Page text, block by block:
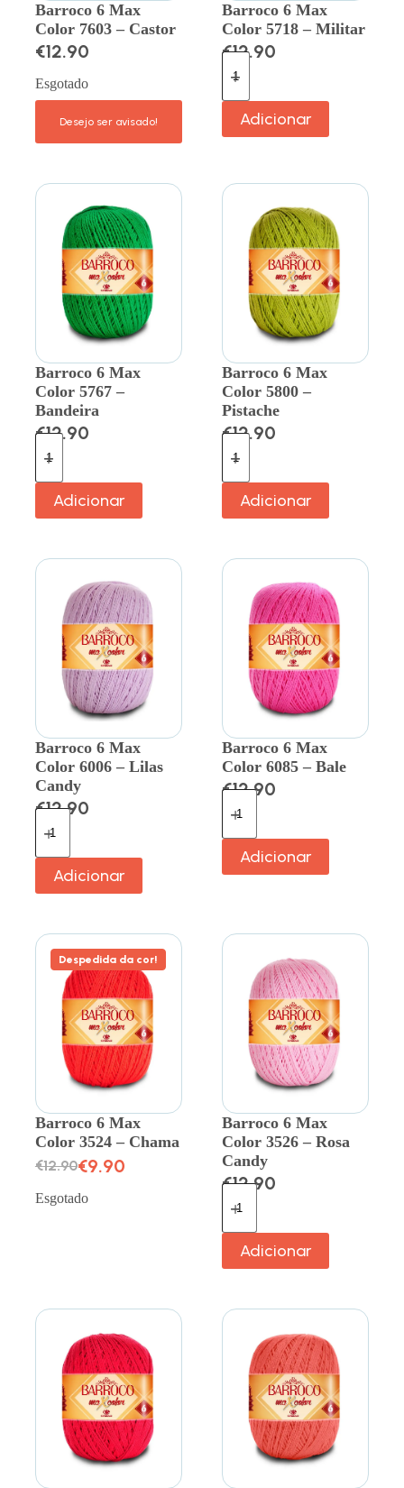
Barroco 6 Max
Color 7603 – Castor
€12.90
Esgotado
Barroco 6 Max
Color 5718 – Militar
€12.90
Adicionar
Barroco 6 Max
Color 5767 –
Bandeira
€12.90
Adicionar
Barroco 6 Max
Color 5800 –
Pistache
€12.90
Adicionar
Barroco 6 Max
Color 6006 – Lilas
Candy
€12.90
Adicionar
Barroco 6 Max
Color 6085 – Bale
€12.90
Adicionar
Despedida da cor!
Barroco 6 Max
Color 3524 – Chama
€12.90€9.90
Esgotado
Barroco 6 Max
Color 3526 – Rosa
Candy
€12.90
Adicionar